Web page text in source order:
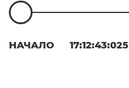
НАЧАЛО 17:12:43:025